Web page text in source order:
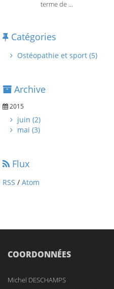
terme de ...
Catégories
Ostéopathie et sport (5)
Archive
2015
juin (2)
mai (3)
Flux
RSS / Atom
COORDONNÉES
Michel DESCHAMPS